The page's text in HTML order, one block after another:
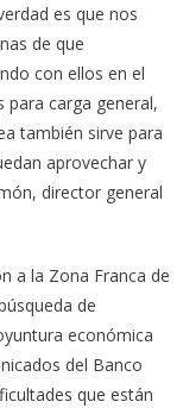
es que nos
de que
con ellos en el
carga general,
también sirve para
aprovechar y
director general
a la Zona Franca de
de
económica
del Banco
que están